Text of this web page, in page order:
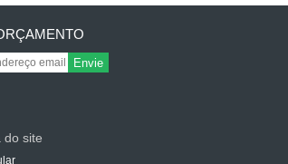
Envie
do site